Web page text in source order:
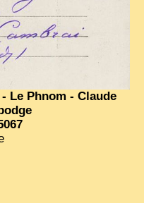
Le Phnom - Claude